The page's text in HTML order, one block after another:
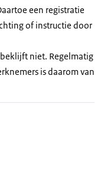
een registratie
of instructie door
niet. Regelmatig
is daarom van